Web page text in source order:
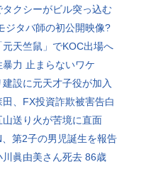
タクシーがビル突っ込む
ジタバ師の初公開映像?
元天竺鼠」でKOC出場へ
暴力 止まらないワケ
建設に元天才子役が加入
田、FX投資詐欺被害告白
山送り火が苦境に直面
、第2子の男児誕生を報告
川眞由美さん死去 86歳